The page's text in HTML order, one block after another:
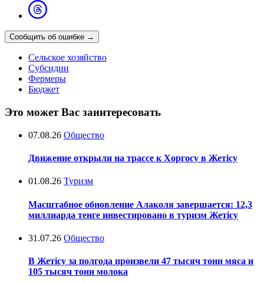
Сообщить об ошибке →
Сельское хозяйство
Субсидии
Фермеры
Бюджет
Это может Вас заинтересовать
07.08.26 Общество
Движение открыли на трассе к Хоргосу в Жетісу
01.08.26 Туризм
Масштабное обновление Алаколя завершается: 12,3
миллиарда тенге инвестировано в туризм Жетісу
31.07.26 Общество
В Жетісу за полгода произвели 47 тысяч тонн мяса и
105 тысяч тонн молока